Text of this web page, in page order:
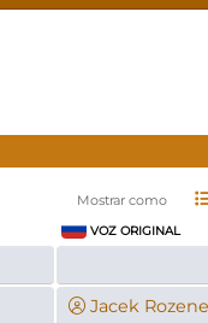
Mostrar como
VOZ ORIGINAL
Jacek